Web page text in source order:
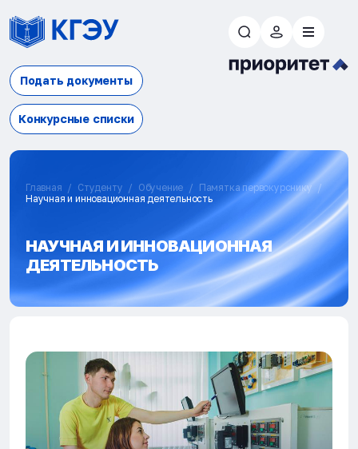
Подать документы
Конкурсные списки
Главная Студенту Обучение
Памятка первокурснику
Научная и инновационная деятельность
НАУЧНАЯ И ИННОВАЦИОННАЯ
ДЕЯТЕЛЬНОСТЬ